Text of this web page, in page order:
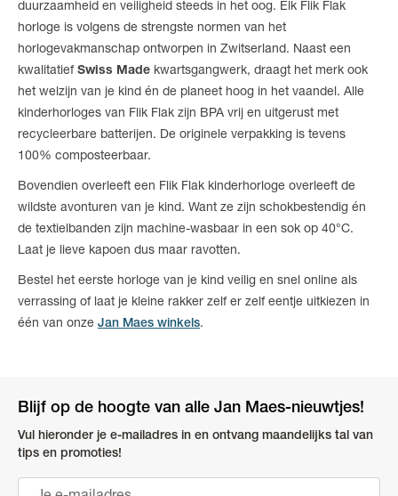
duurzaamheid en veiligheid steeds in het oog. Elk Flik Flak
horloge is volgens de strengste normen van het
horlogevakmanschap ontworpen in Zwitserland. Naast een
kwalitatief Swiss Made kwartsgangwerk, draagt het merk ook
het welzijn van je kind én de planeet hoog in het vaandel. Alle
kinderhorloges van Flik Flak zijn BPA vrij en uitgerust met
recycleerbare batterijen. De originele verpakking is tevens
100% composteerbaar.
Bovendien overleeft een Flik Flak kinderhorloge overleeft de
wildste avonturen van je kind. Want ze zijn schokbestendig én
de textielbanden zijn machine-wasbaar in een sok op 40°C.
Laat je lieve kapoen dus maar ravotten.
Bestel het eerste horloge van je kind veilig en snel online als
verrassing of laat je kleine rakker zelf er zelf eentje uitkiezen in
één van onze Jan Maes winkels.
Blijf op de hoogte van alle Jan Maes-nieuwtjes!
Vul hieronder je e-mailadres in en ontvang maandelijks tal van
tips en promoties!